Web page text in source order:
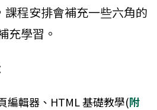
程安排會補充一些六角的
充學習。
編輯器、HTML 基礎教學(附